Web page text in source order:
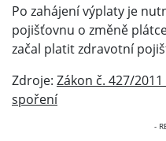
Po zahájení výplaty je
pojišťovnu o změně
začal platit zdravotní
Zdroje: Zákon č. 427/
spoření